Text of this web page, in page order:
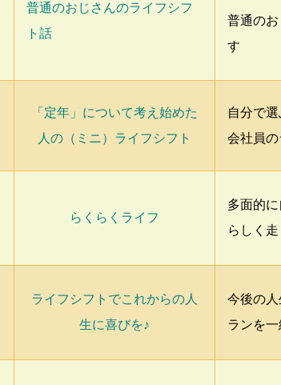
普通のおじさんのライフシフ
ト話
普通の
す
「定年」について考え始めた
人の（ミニ）ライフシフト
自分で
会社員
らくらくライフ
多面的
らしく
ライフシフトでこれからの人
生に喜びを♪
今後の
ランを